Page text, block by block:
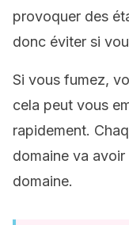
provoquer des
donc éviter si
Si vous fumez,
cela peut vous
rapidement.
domaine va
domaine.